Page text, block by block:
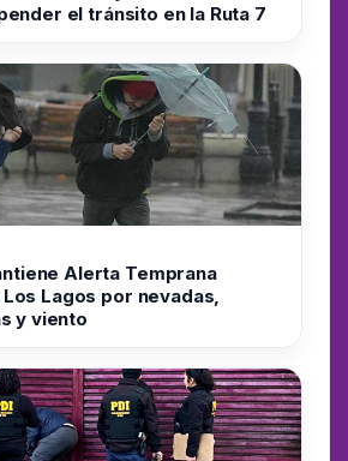
el tránsito en la Ruta 7
Alerta Temprana
Lagos por nevadas,
y viento